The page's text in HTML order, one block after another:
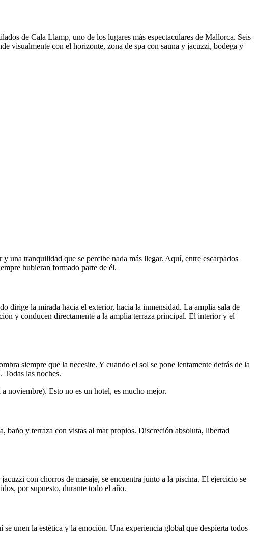
de Cala Llamp, uno de los lugares más espectaculares de Mallorca. Seis
visualmente con el horizonte, zona de spa con sauna y jacuzzi, bodega y
una tranquilidad que se percibe nada más llegar. Aquí, entre escarpados
hubieran formado parte de él.
dirige la mirada hacia el exterior, hacia la inmensidad. La amplia sala de
y conducen directamente a la amplia terraza principal. El interior y el
siempre que la necesite. Y cuando el sol se pone lentamente detrás de la
Todas las noches.
noviembre). Esto no es un hotel, es mucho mejor.
baño y terraza con vistas al mar propios. Discreción absoluta, libertad
con chorros de masaje, se encuentra junto a la piscina. El ejercicio se
por supuesto, durante todo el año.
unen la estética y la emoción. Una experiencia global que despierta todos